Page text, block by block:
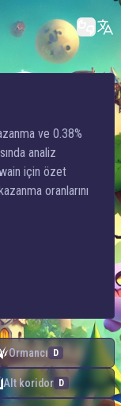
ve 0.38%
analiz
için özet
oranlarını
Ormancı D
Alt koridor D